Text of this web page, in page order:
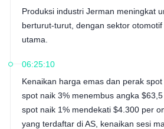
Produksi industri Jerman meningkat
berturut-turut, dengan sektor
utama.
06:25:10
Kenaikan harga emas dan perak
spot naik 3% menembus angka
spot naik 1% mendekati $4.300 per
yang terdaftar di AS, kenaikan sesi